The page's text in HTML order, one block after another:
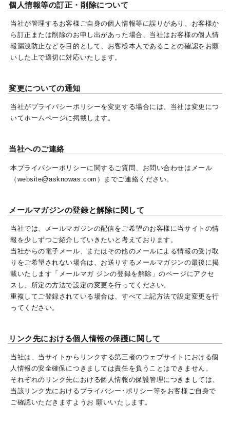
個人情報等の訂正・削除について
当社が管理するお客様ご自身の個人情報等に誤りがあり、お客様か
ら訂正または削除のお申し出があった場合、当社はお客様の個人情
報漏洩防止などを目的として、お客様本人であることの確認をお願
いした上で適切に対応いたします。
変更についての通知
当社がプライバシーポリシーを変更する場合には、当社は変更につ
いてホームページに掲載します。
当社へのご連絡
本プライバシーポリシーに関するご質問、お問い合わせはメール
（website@asknowas.com）までご連絡ください。
メールマガジンの登録と解除に関して
当社では、メールマガジンの配信をご希望のお客様に当サイトの情
報を少しずつご紹介していきたいと考えております。
当社からの電子メール、またはその他のメールによる情報の受け取
りをご希望されない場合は、お送りするメールマガジンの最後に掲
載いたします「メールマガ ジンの登録を解除」のページにアクセ
スし、所定の方法で設定の変更を行ってください。
重複してご登録されている場合は、すべて上記方法で設定変更を行
ってください。
リンク先における個人情報の保護に関して
当社は、当サイトからリンクする第三者のウェブサイトにおける個
人情報の安全確保につきましては責任を負うことはできません。
それぞれのリンク先における個人情報の保護管理につきましては、
当該リンク先におけるプライバシー･ポリシー等をお客様ご自身で
ご確認いただきますようお 願いいたします。